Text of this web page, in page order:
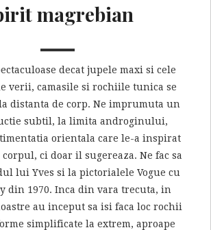
magrebian
decat jupele maxi si cele
verii, camasile si rochiile tunica se
distanta de corp. Ne imprumuta un
subtil, la limita androginului,
orientala care le-a inspirat
ci doar il sugereaza. Ne fac sa
lui Yves si la pictorialele Vogue cu
din 1970. Inca din vara trecuta, in
au inceput sa isi faca loc rochii
simplificate la extrem, aproape